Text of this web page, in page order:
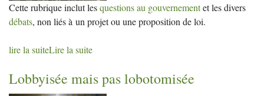
Cette rubrique inclut lesquestions au gouvernementet les divers
débats, non liés à un projet ou une proposition de loi.
lire la suiteLire la suite
Lobbyisée mais pas lobotomisée